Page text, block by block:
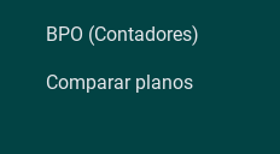
BPO (Contadores)
Comparar planos